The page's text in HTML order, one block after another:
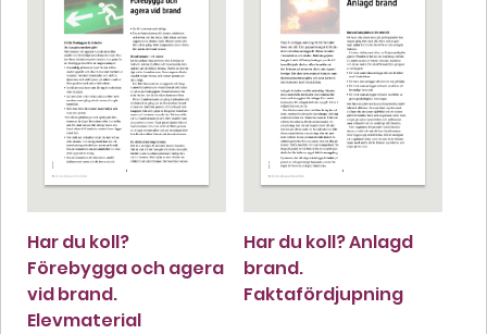
Har du koll?
Förebygga och agera
vid brand.
Elevmaterial
Har du koll? Anlagd
brand.
Faktafördjupning